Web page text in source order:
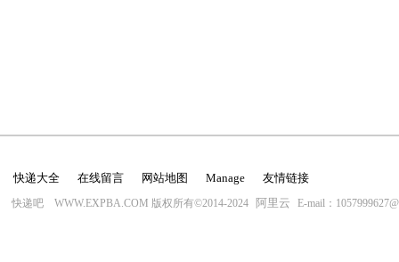
快递大全 在线留言 网站地图 Manage 友情链接
快递吧 WWW.EXPBA.COM 版权所有©2014-2024 阿里云 E-mail：